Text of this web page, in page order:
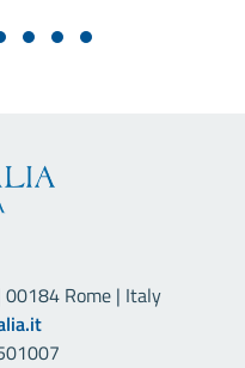
00184 Rome | Italy